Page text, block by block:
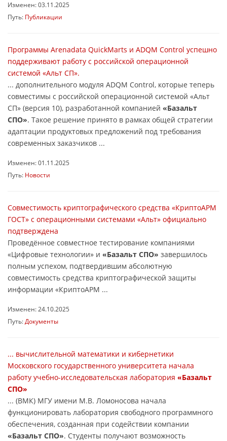
Изменен: 03.11.2025
Путь: Публикации
Программы Arenadata QuickMarts и ADQM Control успешно
поддерживают работу с российской операционной
системой «Альт СП».
... дополнительного модуля ADQM Control, которые теперь
совместимы с российской операционной системой «Альт
СП» (версия 10), разработанной компанией «Базальт
СПО». Такое решение принято в рамках общей стратегии
адаптации продуктовых предложений под требования
современных заказчиков ...
Изменен: 01.11.2025
Путь: Новости
Совместимость криптографического средства «КриптоАРМ
ГОСТ» с операционными системами «Альт» официально
подтверждена
Проведённое совместное тестирование компаниями
«Цифровые технологии» и «Базальт СПО» завершилось
полным успехом, подтвердившим абсолютную
совместимость средства криптографической защиты
информации «КриптоАРМ ...
Изменен: 24.10.2025
Путь: Документы
... вычислительной математики и кибернетики
Московского государственного университета начала
работу учебно-исследовательская лаборатория «Базальт
СПО»
... (ВМК) МГУ имени М.В. Ломоносова начала
функционировать лаборатория свободного программного
обеспечения, созданная при содействии компании
«Базальт СПО». Студенты получают возможность